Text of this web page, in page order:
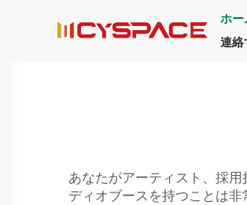
ホー
連絡
あなたがアーティスト、採
ディオブースを持つことは